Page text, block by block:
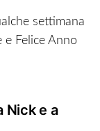
settimana
Felice Anno
Nick e a